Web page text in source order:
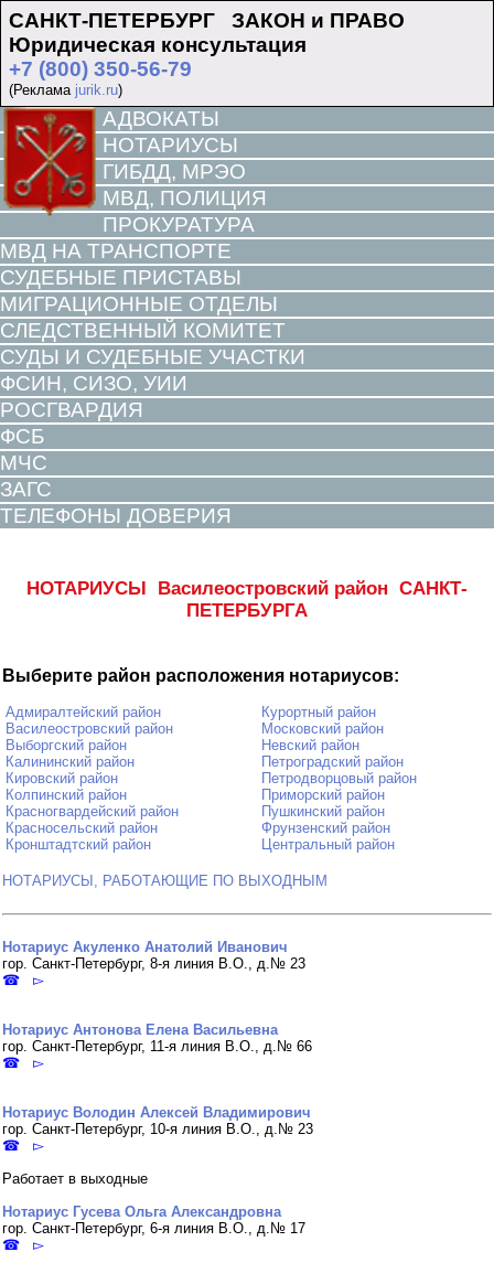
САНКТ-ПЕТЕРБУРГ ЗАКОН и ПРАВО
Юридическая консультация
+7 (800) 350-56-79
(Реклама jurik.ru)
АДВОКАТЫ
НОТАРИУСЫ
ГИБДД, МРЭО
МВД, ПОЛИЦИЯ
ПРОКУРАТУРА
МВД НА ТРАНСПОРТЕ
СУДЕБНЫЕ ПРИСТАВЫ
МИГРАЦИОННЫЕ ОТДЕЛЫ
СЛЕДСТВЕННЫЙ КОМИТЕТ
СУДЫ И СУДЕБНЫЕ УЧАСТКИ
ФСИН, СИЗО, УИИ
РОСГВАРДИЯ
ФСБ
МЧС
ЗАГС
ТЕЛЕФОНЫ ДОВЕРИЯ
НОТАРИУСЫ Василеостровский район САНКТ-
ПЕТЕРБУРГА
Выберите район расположения нотариусов:
Адмиралтейский район
Василеостровский район
Выборгский район
Калининский район
Кировский район
Колпинский район
Красногвардейский район
Красносельский район
Кронштадтский район
Курортный район
Московский район
Невский район
Петроградский район
Петродворцовый район
Приморский район
Пушкинский район
Фрунзенский район
Центральный район
НОТАРИУСЫ, РАБОТАЮЩИЕ ПО ВЫХОДНЫМ
Нотариус Акуленко Анатолий Иванович
гор. Санкт-Петербург, 8-я линия В.О., д.№ 23
☎ ▻
Нотариус Антонова Елена Васильевна
гор. Санкт-Петербург, 11-я линия В.О., д.№ 66
☎ ▻
Нотариус Володин Алексей Владимирович
гор. Санкт-Петербург, 10-я линия В.О., д.№ 23
☎ ▻
Работает в выходные
Нотариус Гусева Ольга Александровна
гор. Санкт-Петербург, 6-я линия В.О., д.№ 17
☎ ▻